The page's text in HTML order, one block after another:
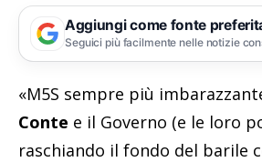
Aggiungi come fonte
Seguici più facilmente nelle notizie
«M5S sempre più
Conte e il Governo (e le loro
raschiando il fondo del barile